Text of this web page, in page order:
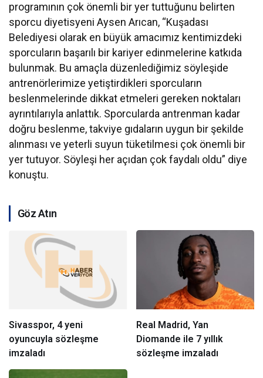
programının çok önemli bir yer tuttuğunu belirten
sporcu diyetisyeni Aysen Arıcan, “Kuşadası
Belediyesi olarak en büyük amacımız kentimizdeki
sporcuların başarılı bir kariyer edinmelerine katkıda
bulunmak. Bu amaçla düzenlediğimiz söyleşide
antrenörlerimize yetiştirdikleri sporcuların
beslenmelerinde dikkat etmeleri gereken noktaları
ayrıntılarıyla anlattık. Sporcularda antrenman kadar
doğru beslenme, takviye gıdaların uygun bir şekilde
alınması ve yeterli suyun tüketilmesi çok önemli bir
yer tutuyor. Söyleşi her açıdan çok faydalı oldu” diye
konuştu.
Göz Atın
Sivasspor, 4 yeni
oyuncuyla sözleşme
imzaladı
Real Madrid, Yan
Diomande ile 7 yıllık
sözleşme imzaladı